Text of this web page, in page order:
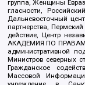
группа, Женщины
гласности,
Дальневосточный
партнерства,
действие, Центр
АКАДЕМИЯ ПО ПРАВАМ
административной
Министров северных
Гражданское
Массовой